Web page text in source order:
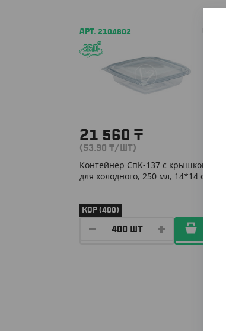
АРТ. 2104802
21 560 ₸
(53.90 ₸/ШТ)
Контейнер СпК-137 с крышкой,
для холодного, 250 мл, 14*14 см
КОР (400)